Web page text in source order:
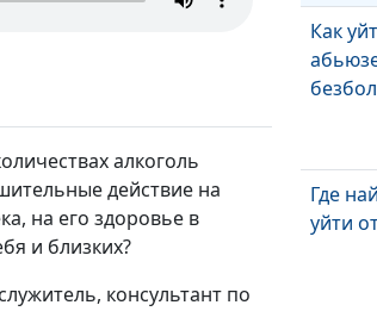
алкоголь
действие на
на его здоровье в
и близких?
консультант по
Как
Где
уйти